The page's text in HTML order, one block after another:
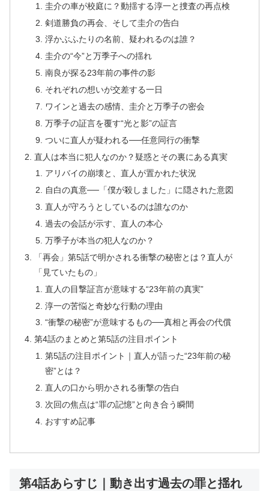
圭介の車が校庭に？動揺する淳一と捜査の再点検
剣道勝負の再会、そして圭介の告白
浮かぶふたりの名前、疑われるのは誰？
圭介の“今”と万季子への揺れ
南良が探る23年前の事件の影
それぞれの想いが交差する一日
ワインと過去の感情、圭介と万季子の密会
万季子の証言を覆す“光と影”の証言
ついに直人が疑われる──任意同行の衝撃
直人は本当に犯人なのか？疑惑とその裏にある真実
アリバイの崩壊と、直人が置かれた状況
自白の真意──「僕が殺しました」に隠された意図
直人が守ろうとしているのは誰なのか
過去の会話が示す、直人の本心
万季子が本当の犯人なのか？
「再会」第5話で明かされる衝撃の秘密とは？直人が
「見ていたもの」
直人の目撃証言が意味する“23年前の真実”
淳一の苦悩と奇妙な行動の理由
“衝撃の秘密”が意味するもの──真相と再会の代償
第4話のまとめと第5話の注目ポイント
第5話の注目ポイント｜直人が語った“23年前の秘
密”とは？
直人の口から明かされる衝撃の告白
次回の焦点は“罪の記憶”と向き合う瞬間
おすすめ記事
第4話あらすじ｜動き出す過去の罪と揺れ